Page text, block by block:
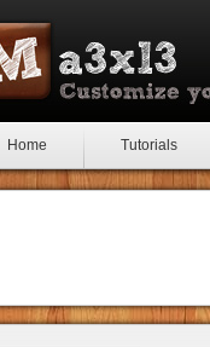
Home Tutorials